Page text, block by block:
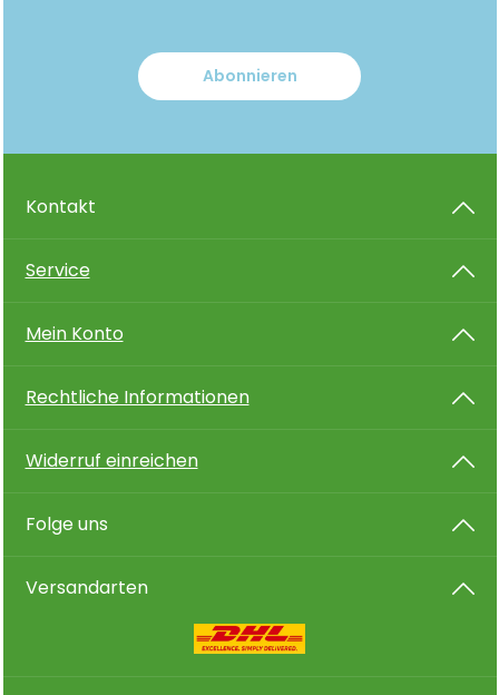
Abonnieren
Kontakt
Service
Mein Konto
Rechtliche Informationen
Widerruf einreichen
Folge uns
Versandarten